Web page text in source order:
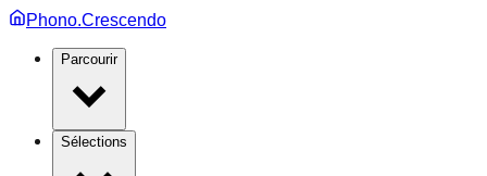
Phono.Crescendo
Parcourir
Sélections